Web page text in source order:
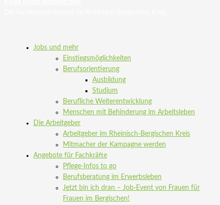
Jobs und mehr
Einstiegsmöglichkeiten
Berufsorientierung
Ausbildung
Studium
Berufliche Weiterentwicklung
Menschen mit Behinderung im Arbeitsleben
Die Arbeitgeber
Arbeitgeber im Rheinisch-Bergischen Kreis
Mitmacher der Kampagne werden
Angebote für Fachkräfte
Pflege-Infos to go
Berufsberatung im Erwerbsleben
Jetzt bin ich dran – Job-Event von Frauen für
Frauen im Bergischen!